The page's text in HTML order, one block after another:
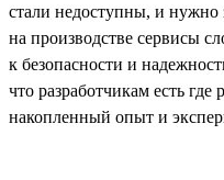
стали недоступны, и
на производстве сервисы
к безопасности и
что разработчикам есть где
накопленный опыт и